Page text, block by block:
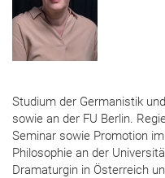
Studium der Germanistik
sowie an der FU Berlin.
Seminar sowie Promotion
Philosophie an der
Dramaturgin in Österreich